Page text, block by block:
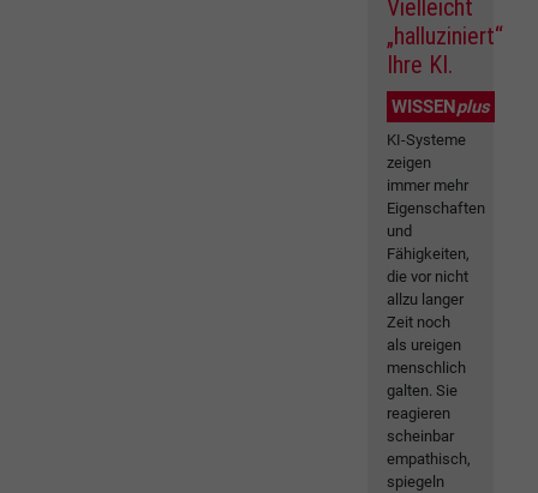
Vielleicht
„halluziniert“
Ihre KI.
WISSENplus
KI-Systeme
zeigen
immer mehr
Eigenschaften
und
Fähigkeiten,
die vor nicht
allzu langer
Zeit noch
als ureigen
menschlich
galten. Sie
reagieren
scheinbar
empathisch,
spiegeln